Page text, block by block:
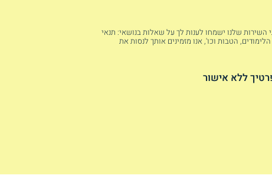
השירות שלנו ישמחו לענות לך על שאלות בנושאי: תנאי
הטבות וכו', אנו מזמינים אותך לנסות את
ללא אישור